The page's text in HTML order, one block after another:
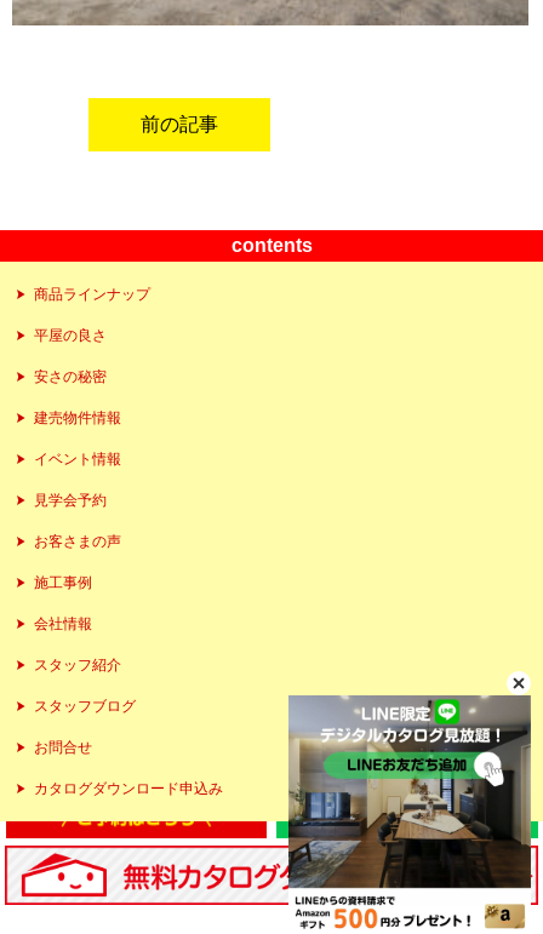
前の記事
contents
商品ラインナップ
平屋の良さ
安さの秘密
建売物件情報
イベント情報
見学会予約
お客さまの声
施工事例
会社情報
スタッフ紹介
スタッフブログ
お問合せ
カタログダウンロード申込み